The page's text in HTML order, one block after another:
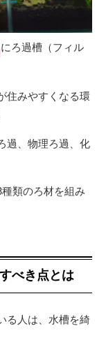
にろ過槽（フィル
住みやすくなる環
過、物理ろ過、化
類のろ材を組み
べき点とは
る人は、水槽を綺